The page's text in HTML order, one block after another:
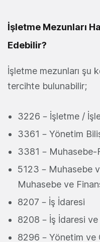
İşletme Mezunları
Edebilir?
İşletme mezunları şu
tercihte bulunabilir;
3226 – İşletme /
3361 – Yönetim
3381 – Muhasebe-
5123 – Muhasebe
Muhasebe ve
8207 – İş İdaresi
8208 – İş İdaresi
8296 – Yönetim ve